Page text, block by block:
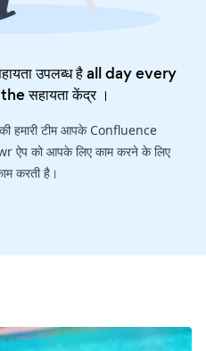
उपलब्ध है all day every
theसहायता केंद्र।
की हमारी टीम आपके Confluence
को आपके लिए काम करने के लिए
करती है।